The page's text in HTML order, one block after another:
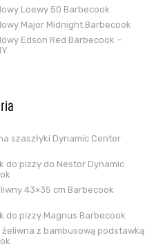
Loewy 50 Barbecook
Major Midnight Barbecook
Edson Red Barbecook –
szaszłyki Dynamic Center
do pizzy do Nestor Dynamic
43×35 cm Barbecook
do pizzy Magnus Barbecook
z bambusową podstawką